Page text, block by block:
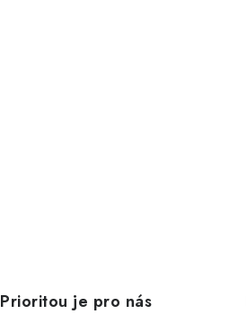
Prioritou je pro nás